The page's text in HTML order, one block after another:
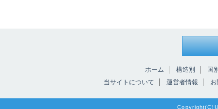
ホーム 構造別
国
当サイトについて
運営者情報